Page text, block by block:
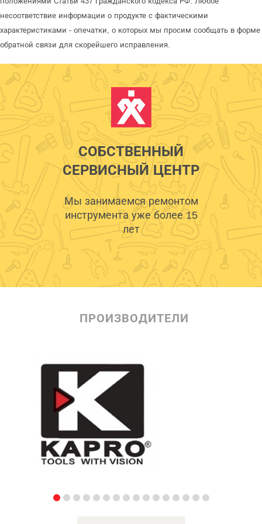
несоответствие информации о продукте с фактическими
характеристиками - опечатки, о которых мы просим сообщать в форме
обратной связи для скорейшего исправления.
СОБСТВЕННЫЙ
СЕРВИСНЫЙ ЦЕНТР
Мы занимаемся ремонтом
инструмента уже более 15
лет
ПРОИЗВОДИТЕЛИ